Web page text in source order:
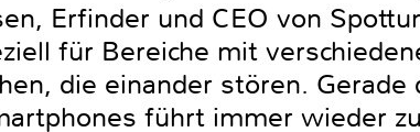
Erfinder und CEO von
für Bereiche mit
die einander stören. Gerade
führt immer wieder